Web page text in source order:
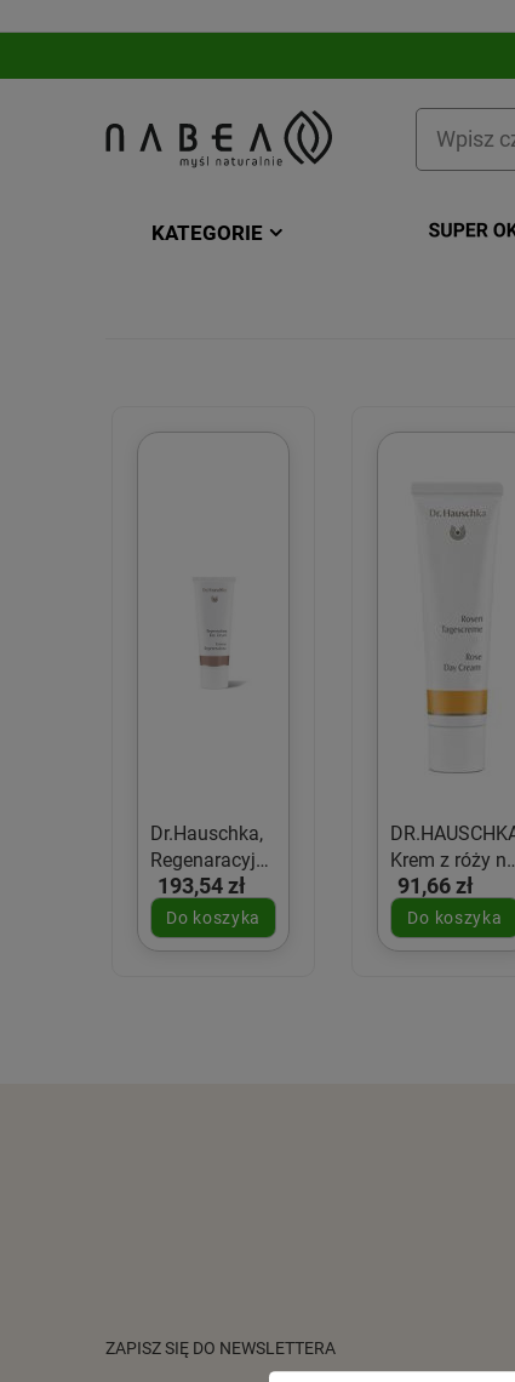
KATEGORIE
Dr.Hauschka,
Regenaracyjny
krem na dzien,
40ml
193,54 zł
Do koszyka
Krem z róży
dzień 30ml
91,66 zł
Do koszyka
ZAPISZ SIĘ DO NEWSLETTERA